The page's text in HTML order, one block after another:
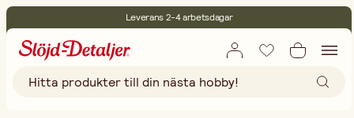
Leverans 2-4 arbetsdagar
Fri frakt vid köp över 499:-